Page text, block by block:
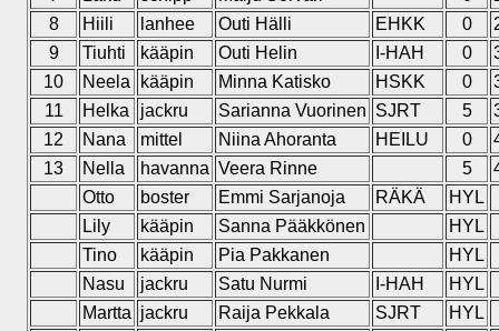
8
Hiili lanhee Outi Hälli EHKK 0
9
Tiuhti kääpin Outi Helin I-HAH 0
10
Neela kääpin Minna Katisko HSKK 0
11
Helka jackru Sarianna Vuorinen SJRT 5
12
Nana mittel Niina Ahoranta HEILU 0
13
Nella havanna Veera Rinne 5
Otto
boster Emmi Sarjanoja RÄKÄ
HYL
Lily
kääpin Sanna Pääkkönen
HYL
Tino
kääpin Pia Pakkanen
HYL
Nasu
jackru Satu Nurmi I-HAH
HYL
Martta jackru Raija Pekkala SJRT
HYL